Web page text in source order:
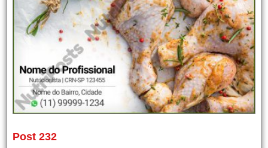
Post 232